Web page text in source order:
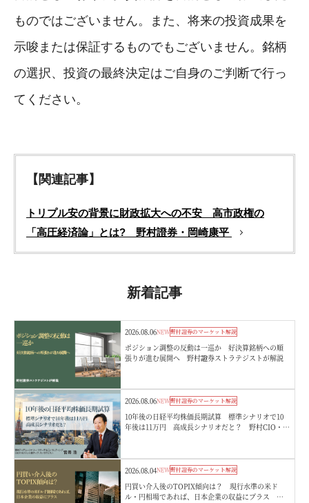
ものではございません。また、将来の投資成果を
示唆または保証するものでもございません。銘柄
の選択、投資の最終決定はご自身のご判断で行っ
てください。
【関連記事】
トリプル安の背景に財政拡大への不安 高市政権の
「高圧経済論」とは? 野村證券・岡崎康平
新着記事
2026.08.06NEW野村證券のマーケット解説
ポジション調整の反動は一巡か 好決算銘柄への順
張りが進む展開へ 野村證券ストラテジストが解説
2026.08.06NEW野村證券のマーケット解説
10年後の日経平均株価長期試算 標準シナリオで10
年後は11万円 高成長シナリオだと？ 野村CIO・宮
2026.08.04NEW野村證券のマーケット解説
円買い介入後のTOPIX傾向は？ 現行水準の米ド
ル・円相場であれば、日本企業の収益にプラス 野